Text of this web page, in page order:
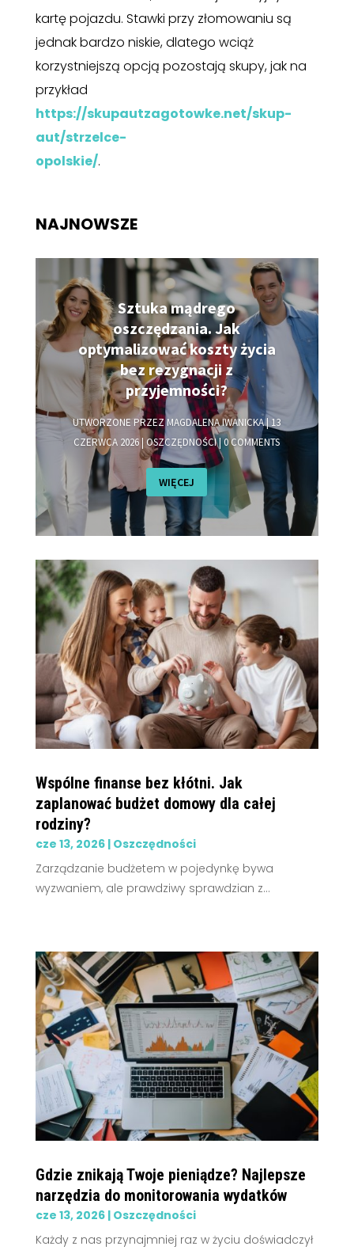
kartę pojazdu. Stawki przy złomowaniu są
jednak bardzo niskie, dlatego wciąż
korzystniejszą opcją pozostają skupy, jak na
przykład
https://skupautzagotowke.net/skup-
aut/strzelce-
opolskie/
NAJNOWSZE
Sztuka mądrego
oszczędzania. Jak
optymalizować koszty życia
bez rezygnacji z
przyjemności?
UTWORZONE PRZEZMAGDALENA IWANICKA| 13
CZERWCA 2026 | OSZCZĘDNOŚCI| 0 COMMENTS
WIĘCEJ
Wspólne finanse bez kłótni. Jak
zaplanować budżet domowy dla całej
rodziny?
cze 13, 2026| Oszczędności
Zarządzanie budżetem w pojedynkę bywa
wyzwaniem, ale prawdziwy sprawdzian z...
Gdzie znikają Twoje pieniądze? Najlepsze
narzędzia do monitorowania wydatków
cze 13, 2026| Oszczędności
Każdy z nas przynajmniej raz w życiu doświadczył